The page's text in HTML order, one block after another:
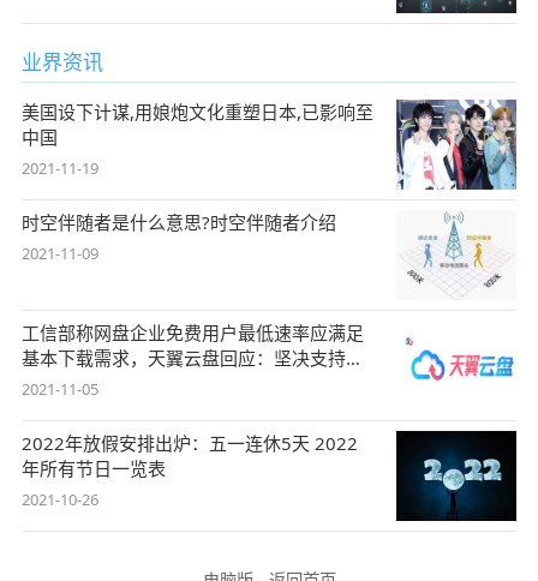
业界资讯
美国设下计谋,用娘炮文化重塑日本,已影响至
中国
2021-11-19
时空伴随者是什么意思?时空伴随者介绍
2021-11-09
工信部称网盘企业免费用户最低速率应满足
基本下载需求，天翼云盘回应：坚决支持，
始终
2021-11-05
2022年放假安排出炉：五一连休5天 2022
年所有节日一览表
2021-10-26